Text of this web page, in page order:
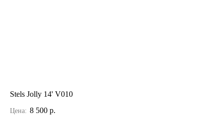
Stels Jolly 14' V010
Цена: 8 500 р.